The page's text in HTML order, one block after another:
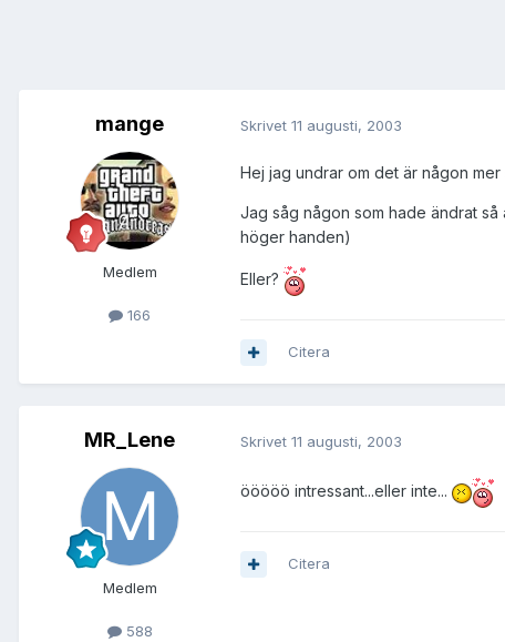
mange
Medlem
166
Skrivet 11 augusti, 2003
Hej jag undrar om det är någon
Jag såg någon som hade ändrat
höger handen)
Eller?
Citera
MR_Lene
Medlem
588
Skrivet 11 augusti, 2003
ööööö intressant...eller inte...
Citera